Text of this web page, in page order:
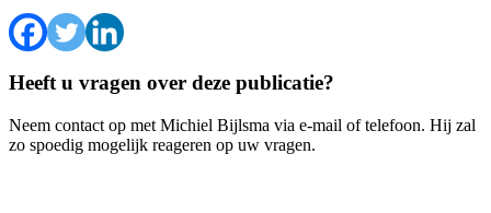
Heeft u vragen over deze publicatie?
Neem contact op met Michiel Bijlsma via e-mail of telefoon. Hij zal
zo spoedig mogelijk reageren op uw vragen.